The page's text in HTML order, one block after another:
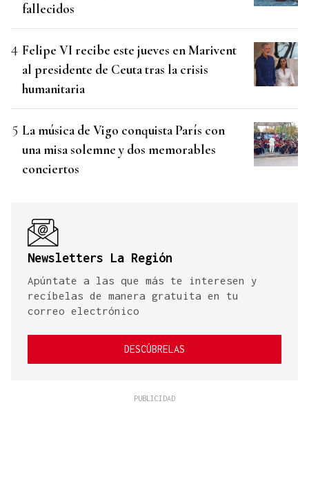
fallecidos
Felipe VI recibe este jueves en Marivent
al presidente de Ceuta tras la crisis
humanitaria
La música de Vigo conquista París con
una misa solemne y dos memorables
conciertos
Newsletters La Región
Apúntate a las que más te interesen y
recíbelas de manera gratuita en tu
correo electrónico
DESCÚBRELAS